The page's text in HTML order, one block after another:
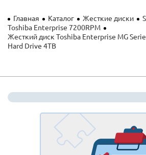
ОПЛАТА
АКЦИИ
Главная Каталог Жесткие диски
Toshiba Enterprise 7200RPM
Жесткий диск Toshiba Enterprise MG
Hard Drive 4TB